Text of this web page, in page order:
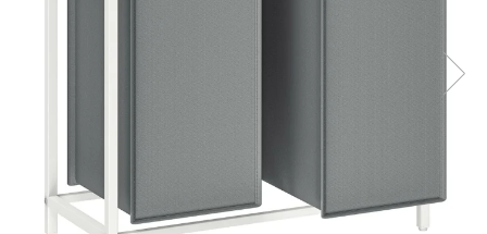
Pare, furtunuri si accesorii
Accesorii dus